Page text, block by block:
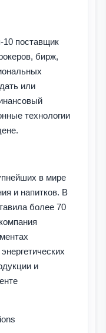
10 поставщик
бирж,
или
технологии
в мире
и напитков. В
более 70
и